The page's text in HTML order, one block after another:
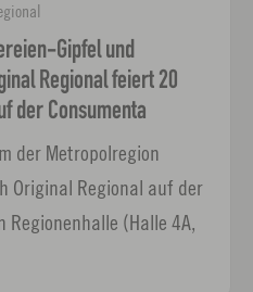
Gipfel und
Regional feiert 20
der Consumenta
der Metropolregion
Original Regional auf der
Regionenhalle (Halle 4A,